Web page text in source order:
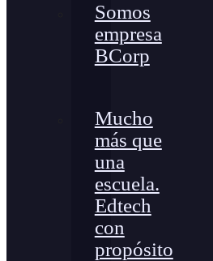
Somos
empresa
BCorp
Mucho
más que
una
escuela.
Edtech
con
propósito